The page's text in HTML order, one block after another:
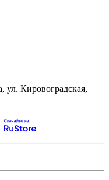
ул. Кировоградская,